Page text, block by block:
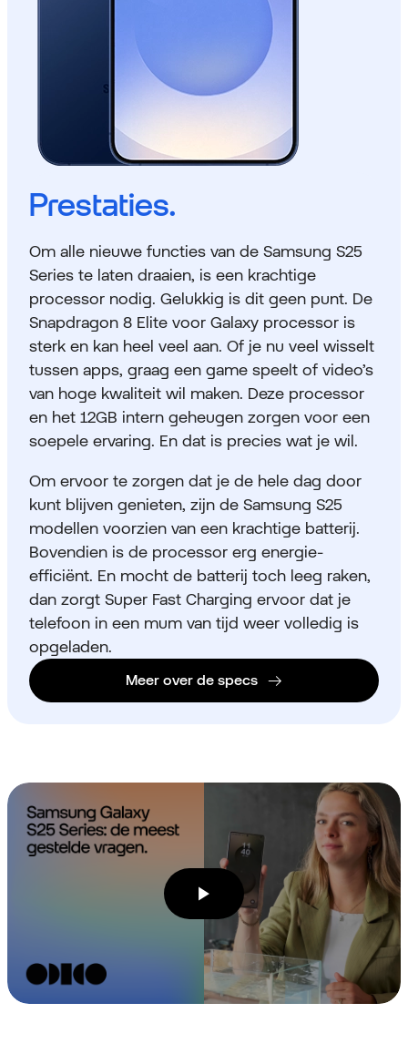
Prestaties.
Om alle nieuwe functies van de Samsung S25
Series te laten draaien, is een krachtige
processor nodig. Gelukkig is dit geen punt. De
Snapdragon 8 Elite voor Galaxy processor is
sterk en kan heel veel aan. Of je nu veel wisselt
tussen apps, graag een game speelt of video’s
van hoge kwaliteit wil maken. Deze processor
en het 12GB intern geheugen zorgen voor een
soepele ervaring. En dat is precies wat je wil.
Om ervoor te zorgen dat je de hele dag door
kunt blijven genieten, zijn de Samsung S25
modellen voorzien van een krachtige batterij.
Bovendien is de processor erg energie-
efficiënt. En mocht de batterij toch leeg raken,
dan zorgt Super Fast Charging ervoor dat je
telefoon in een mum van tijd weer volledig is
opgeladen.
Meer over de specs